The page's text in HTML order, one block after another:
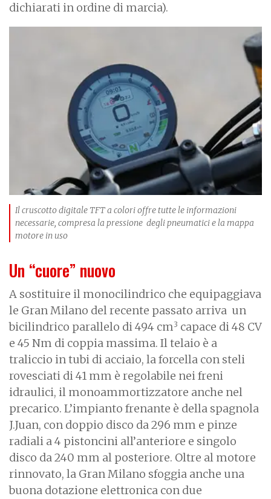
dichiarati in ordine di marcia).
Il cruscotto digitale TFT a colori offre tutte le informazioni
necessarie, compresa la pressione degli pneumatici e la mappa
motore in uso
Un “cuore” nuovo
A sostituire il monocilindrico che equipaggiava
le Gran Milano del recente passato arriva un
bicilindrico parallelo di 494 cm3 capace di 48 CV
e 45 Nm di coppia massima. Il telaio è a
traliccio in tubi di acciaio, la forcella con steli
rovesciati di 41 mm è regolabile nei freni
idraulici, il monoammortizzatore anche nel
precarico. L’impianto frenante è della spagnola
J.Juan, con doppio disco da 296 mm e pinze
radiali a 4 pistoncini all’anteriore e singolo
disco da 240 mm al posteriore. Oltre al motore
rinnovato, la Gran Milano sfoggia anche una
buona dotazione elettronica con due